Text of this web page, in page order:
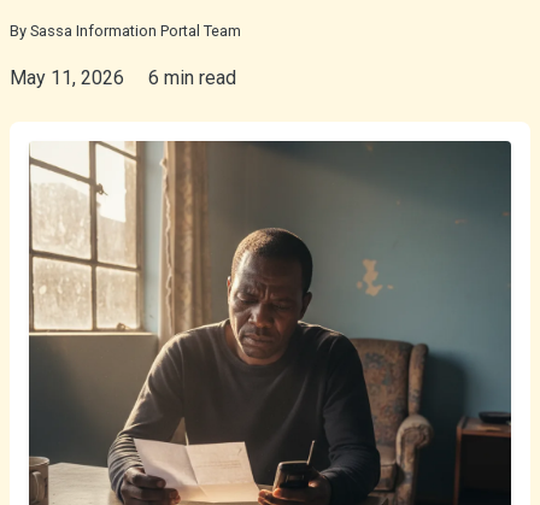
Nuus & Opdaterings
Meer
Afrikaans
By Sassa Information Portal Team
May 11, 2026 6 min read